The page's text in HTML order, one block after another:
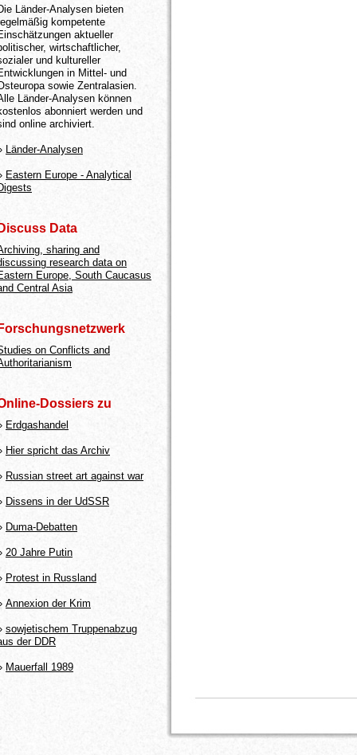
Länder-Analysen bieten
kompetente
aktueller
wirtschaftlicher,
und kultureller
in Mittel- und
sowie Zentralasien.
Länder-Analysen können
abonniert werden und
online archiviert.
Länder-Analysen
Eastern Europe - Analytical
Data
sharing and
research data on
Europe, South Caucasus
Central Asia
on Conflicts and
Dossiers zu
Erdgashandel
Hier spricht das Archiv
Russian street art against war
Dissens in der UdSSR
Duma-Debatten
20 Jahre Putin
Protest in Russland
Annexion der Krim
sowjetischem Truppenabzug
der DDR
Mauerfall 1989